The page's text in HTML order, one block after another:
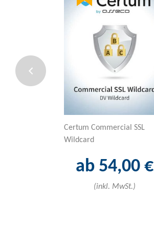
Certum Commercial SSL
Wildcard
ab 54,00 €
(inkl. MwSt.)